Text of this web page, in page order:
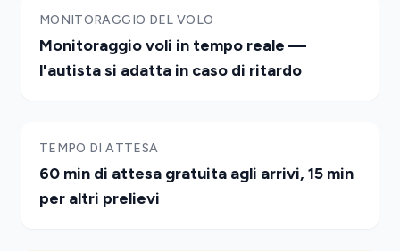
MONITORAGGIO DEL VOLO
Monitoraggio voli in tempo reale —
l'autista si adatta in caso di ritardo
TEMPO DI ATTESA
60 min di attesa gratuita agli arrivi, 15 min
per altri prelievi